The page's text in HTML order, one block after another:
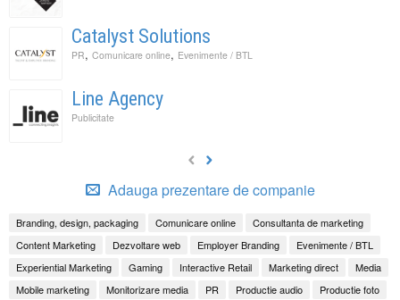
Catalyst Solutions
PR, Comunicare online, Evenimente / BTL
Line Agency
Publicitate
Adauga prezentare de companie
Branding, design, packaging Comunicare online
Consultanta de marketing
Content Marketing
Dezvoltare web Employer Branding
Evenimente / BTL
Experiential Marketing
Gaming Interactive Retail Marketing direct
Media
Mobile marketing
Monitorizare media PR Productie audio Productie foto